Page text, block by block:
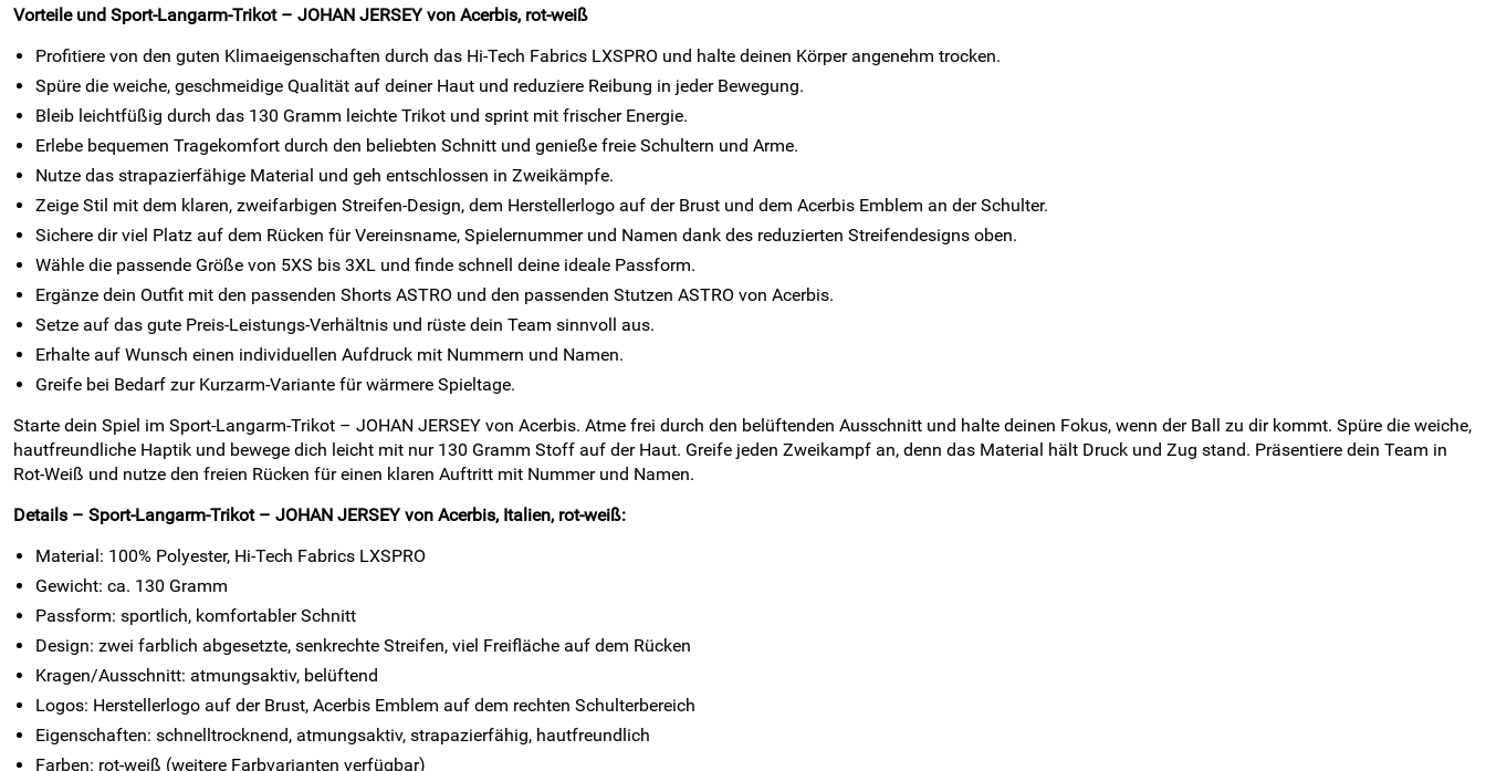
Vorteile und Sport-Langarm-Trikot – JOHAN JERSEY von Acerbis, rot-weiß
Profitiere von den guten Klimaeigenschaften durch das Hi-Tech Fabrics LXSPRO und halte deinen Körper angenehm trocken.
Spüre die weiche, geschmeidige Qualität auf deiner Haut und reduziere Reibung in jeder Bewegung.
Bleib leichtfüßig durch das 130 Gramm leichte Trikot und sprint mit frischer Energie.
Erlebe bequemen Tragekomfort durch den beliebten Schnitt und genieße freie Schultern und Arme.
Nutze das strapazierfähige Material und geh entschlossen in Zweikämpfe.
Zeige Stil mit dem klaren, zweifarbigen Streifen-Design, dem Herstellerlogo auf der Brust und dem Acerbis Emblem an der Schulter.
Sichere dir viel Platz auf dem Rücken für Vereinsname, Spielernummer und Namen dank des reduzierten Streifendesigns oben.
Wähle die passende Größe von 5XS bis 3XL und finde schnell deine ideale Passform.
Ergänze dein Outfit mit den passenden Shorts ASTRO und den passenden Stutzen ASTRO von Acerbis.
Setze auf das gute Preis-Leistungs-Verhältnis und rüste dein Team sinnvoll aus.
Erhalte auf Wunsch einen individuellen Aufdruck mit Nummern und Namen.
Greife bei Bedarf zur Kurzarm-Variante für wärmere Spieltage.
Starte dein Spiel im Sport-Langarm-Trikot – JOHAN JERSEY von Acerbis. Atme frei durch den belüftenden Ausschnitt und halte deinen Fokus, wenn der Ball zu dir kommt. Spüre die weiche,
hautfreundliche Haptik und bewege dich leicht mit nur 130 Gramm Stoff auf der Haut. Greife jeden Zweikampf an, denn das Material hält Druck und Zug stand. Präsentiere dein Team in
Rot-Weiß und nutze den freien Rücken für einen klaren Auftritt mit Nummer und Namen.
Details – Sport-Langarm-Trikot – JOHAN JERSEY von Acerbis, Italien, rot-weiß:
Material: 100% Polyester, Hi-Tech Fabrics LXSPRO
Gewicht: ca. 130 Gramm
Passform: sportlich, komfortabler Schnitt
Design: zwei farblich abgesetzte, senkrechte Streifen, viel Freifläche auf dem Rücken
Kragen/Ausschnitt: atmungsaktiv, belüftend
Logos: Herstellerlogo auf der Brust, Acerbis Emblem auf dem rechten Schulterbereich
Eigenschaften: schnelltrocknend, atmungsaktiv, strapazierfähig, hautfreundlich
Farben: rot-weiß (weitere Farbvarianten verfügbar)